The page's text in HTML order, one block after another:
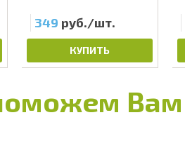
349 руб./шт.
КУПИТЬ
Вам